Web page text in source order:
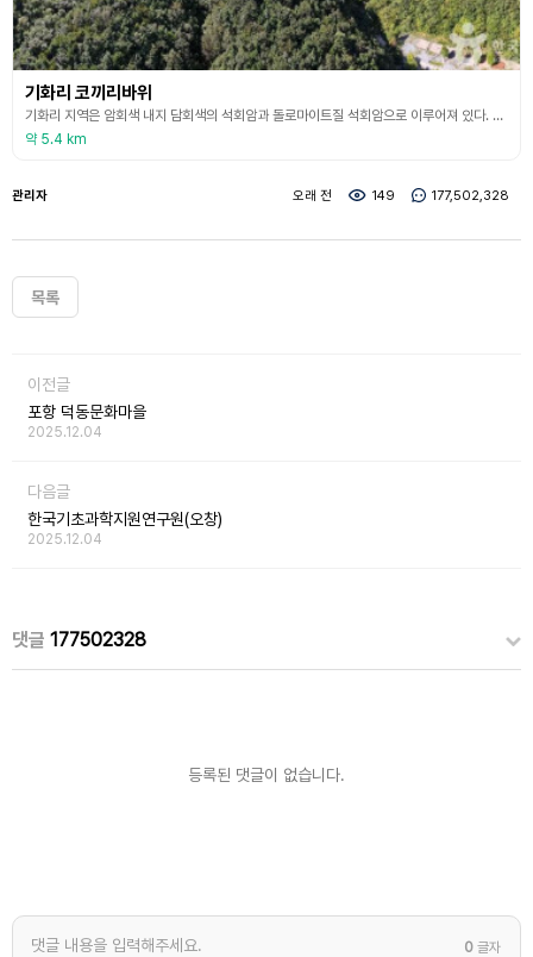
기화리 코끼리바위
기화리 지역은 암회색 내지 담회색의 석회암과 돌로마이트질 석회암으로 이루어져 있다. 이 바위는 생긴 형상이 마치 코끼리를 닮았다 하여 주민들이 코끼리바위라 부른 것이 오늘에 이른다. 기화리 코끼리바위는 지금으로부터 약 4억 5천만 년 전 하부고생대의 오르도비스기에 쌓인 석회암으로 이루어져 있다. 석회암은 따뜻한 열대, 아열대 기후의 지역에서 얕은 바다에서 석회성분(CaCO3)을 만드는 생물의 껍데기가 쌓여서 형성된 암석으로, 암석 분류 중에서는 퇴적함에
약 5.4 km
관리자 오래 전 149 177,502,328
목록
이전글
포항 덕동문화마을
2025.12.04
다음글
한국기초과학지원연구원(오창)
2025.12.04
댓글 177502328
등록된 댓글이 없습니다.
0 글자